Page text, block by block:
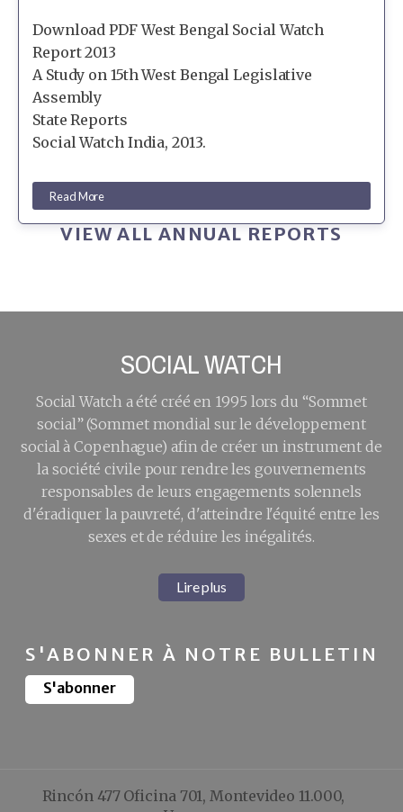
Download PDF West Bengal Social Watch
Report 2013
A Study on 15th West Bengal Legislative
Assembly
State Reports
Social Watch India, 2013.
Read More
VIEW ALL ANNUAL REPORTS
SOCIAL WATCH
Social Watch a été créé en 1995 lors du “Sommet
social” (Sommet mondial sur le développement
social à Copenhague) afin de créer un instrument de
la société civile pour rendre les gouvernements
responsables de leurs engagements solennels
d'éradiquer la pauvreté, d'atteindre l'équité entre les
sexes et de réduire les inégalités.
Lire plus
S'ABONNER À NOTRE BULLETIN
S'abonner
Rincón 477 Oficina 701, Montevideo 11.000,